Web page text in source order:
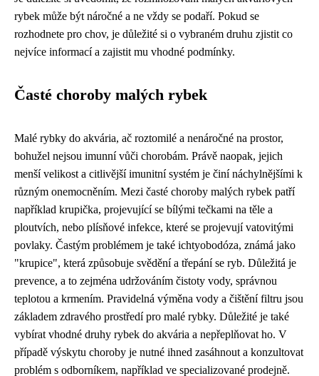
rybek může být náročné a ne vždy se podaří. Pokud se
rozhodnete pro chov, je důležité si o vybraném druhu zjistit co
nejvíce informací a zajistit mu vhodné podmínky.
Časté choroby malých rybek
Malé rybky do akvária, ač roztomilé a nenáročné na prostor,
bohužel nejsou imunní vůči chorobám. Právě naopak, jejich
menší velikost a citlivější imunitní systém je činí náchylnějšími k
různým onemocněním. Mezi časté choroby malých rybek patří
například krupička, projevující se bílými tečkami na těle a
ploutvích, nebo plísňové infekce, které se projevují vatovitými
povlaky. Častým problémem je také ichtyobodóza, známá jako
"krupice", která způsobuje svědění a třepání se ryb. Důležitá je
prevence, a to zejména udržováním čistoty vody, správnou
teplotou a krmením. Pravidelná výměna vody a čištění filtru jsou
základem zdravého prostředí pro malé rybky. Důležité je také
vybírat vhodné druhy rybek do akvária a nepřeplňovat ho. V
případě výskytu choroby je nutné ihned zasáhnout a konzultovat
problém s odborníkem, například ve specializované prodejně.